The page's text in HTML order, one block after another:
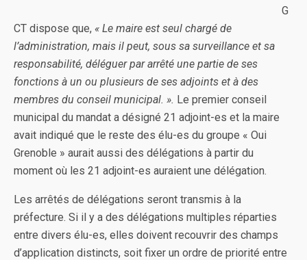
G
CT dispose que, « Le maire est seul chargé de
l’administration, mais il peut, sous sa surveillance et sa
responsabilité, déléguer par arrêté une partie de ses
fonctions à un ou plusieurs de ses adjoints et à des
membres du conseil municipal. ». Le premier conseil
municipal du mandat a désigné 21 adjoint-es et la maire
avait indiqué que le reste des élu-es du groupe « Oui
Grenoble » aurait aussi des délégations à partir du
moment où les 21 adjoint-es auraient une délégation.
Les arrêtés de délégations seront transmis à la
préfecture. Si il y a des délégations multiples réparties
entre divers élu-es, elles doivent recouvrir des champs
d’application distincts, soit fixer un ordre de priorité entre